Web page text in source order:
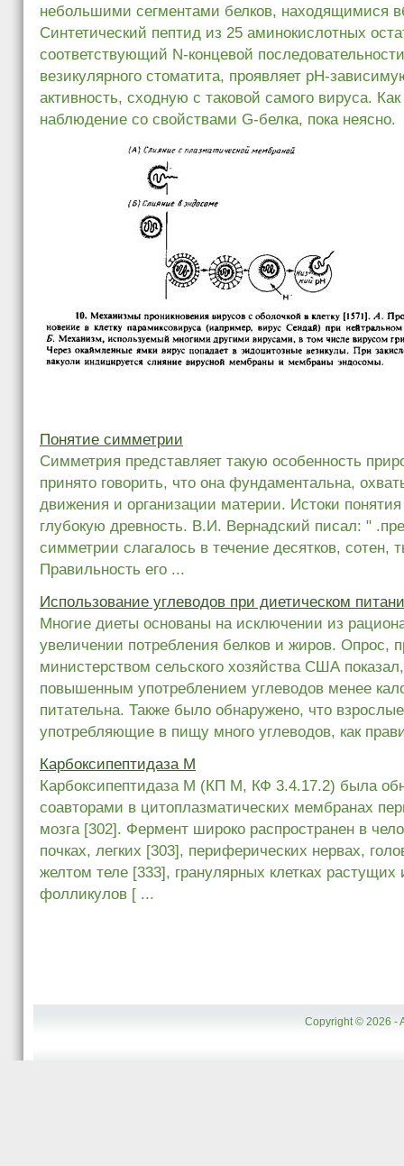
небольшими сегментами белков, находящимися
Синтетический пептид из 25 аминокислотных
соответствующий N‑концевой
везикулярного стоматита, проявляет рН-
активность, сходную с таковой самого вируса.
наблюдение со свойствами G‑белка, пока неясно.
Понятие симметрии
Симметрия представляет такую особенность
принято говорить, что она фундаментальна,
движения и организации материи. Истоки
глубокую древность. В.И. Вернадский писал: "
симметрии слагалось в течение десятков, сотен,
Правильность его ...
Использование углеводов при диетическом
Многие диеты основаны на исключении из
увеличении потребления белков и жиров. Опрос,
министерством сельского хозяйства США
повышенным употреблением углеводов менее
питательна. Также было обнаружено, что
употребляющие в пищу много углеводов, как
Карбоксипептидаза М
Карбоксипептидаза М (КП М, КФ 3.4.17.2) была
соавторами в цитоплазматических мембранах
мозга [302]. Фермент широко распространен в
почках, легких [303], периферических нервах,
желтом теле [333], гранулярных клетках растущих
фолликулов [ ...
Copyright © 2026 -